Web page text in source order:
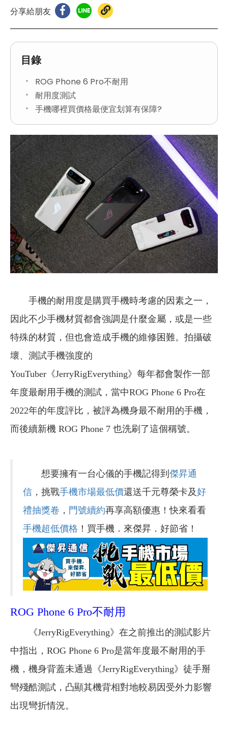
分享給朋友
目錄
ROG Phone 6 Pro不耐用
耐用度測試
手機哪裡買價格最便宜划算有保障?
手機的耐用度是購買手機時考慮的因素之一，
因此不少手機材質都會強調是什麼金屬，或是一些
特殊的材質，但也會造成手機的維修困難。拍攝破
壞、測試手機強度的
YouTuber《JerryRigEverything》每年都會製作一部
年度最耐用手機的測試，當中ROG Phone 6 Pro在
2022年的年度評比，被評為機身最不耐用的手機，
而後續新機 ROG Phone 7 也洗刷了這個稱號。
想要擁有一台心儀的手機記得到 傑昇通
信 ，挑戰手機市場最低價還送千元尊榮卡及好
禮抽獎卷 ， 門號續約再享高額優惠！快來看看
手機超低價格 ！買手機．來傑昇．好節省！
ROG Phone 6 Pro不耐用
《JerryRigEverything》在之前推出的測試影片
中指出，ROG Phone 6 Pro是當年度最不耐用的手
機，機身背蓋未通過《JerryRigEverything》徒手掰
彎殘酷測試，凸顯其機背相對地較易因受外力影響
出現彎折情況。